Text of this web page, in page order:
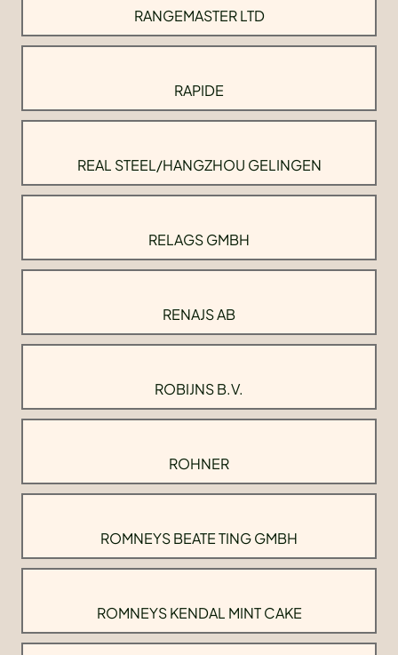
RANGEMASTER LTD
RAPIDE
REAL STEEL/HANGZHOU GELINGEN
RELAGS GMBH
RENAJS AB
ROBIJNS B.V.
ROHNER
ROMNEYS BEATE TING GMBH
ROMNEYS KENDAL MINT CAKE